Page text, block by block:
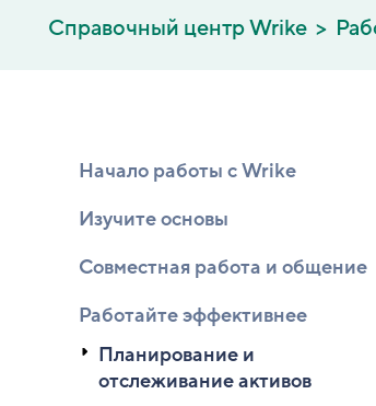
Справочный центр Wrike
Начало работы с Wrike
Изучите основы
Совместная работа и общение
Работайте эффективнее
Планирование и
отслеживание активов